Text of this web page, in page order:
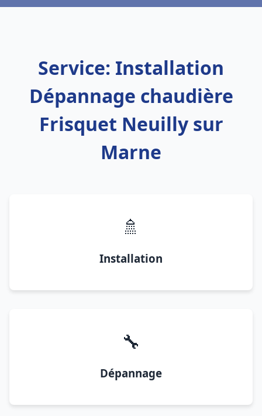
Service: Installation
Dépannage chaudière
Frisquet Neuilly sur
Marne
🚿
Installation
🔧
Dépannage